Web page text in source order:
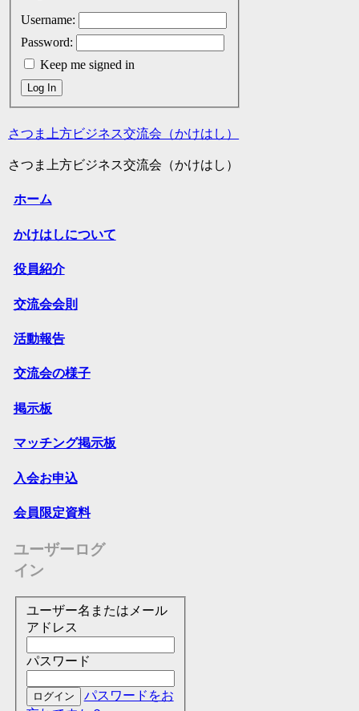
Username:
Password:
Keep me signed in
Log In
さつま上方ビジネス交流会（かけはし）
さつま上方ビジネス交流会（かけはし）
ホーム
かけはしについて
役員紹介
交流会会則
活動報告
交流会の様子
掲示板
マッチング掲示板
入会お申込
会員限定資料
ユーザーログ
イン
ユーザー名またはメール
アドレス
パスワード
パスワードをお